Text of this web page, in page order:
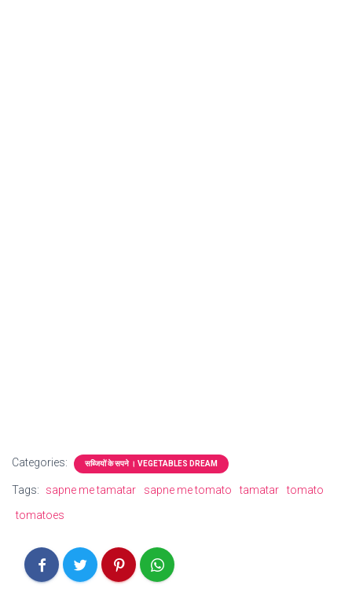
Categories: सब्जियों के सपने । VEGETABLES DREAM
Tags: sapne me tamatar sapne me tomato tamatar
tomato
tomatoes